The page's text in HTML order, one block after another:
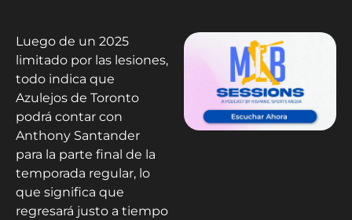
Luego de un 2025
limitado por las lesiones,
todo indica que
Azulejos de Toronto
podrá contar con
Anthony Santander
para la parte final de la
temporada regular, lo
que significa que
regresará justo a tiempo